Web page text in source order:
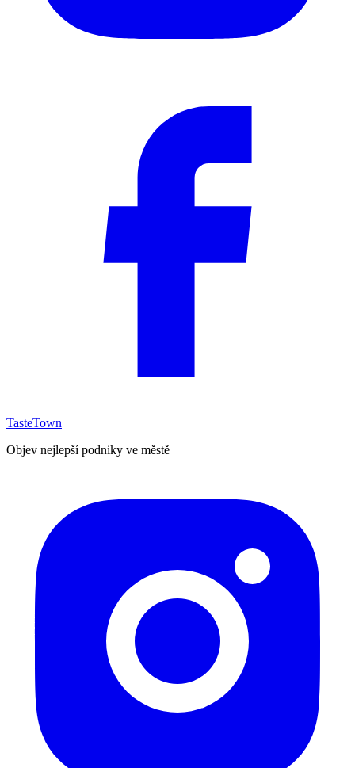
TasteTown
Objev nejlepší podniky ve městě